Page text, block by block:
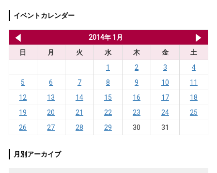
イベントカレンダー
2014年 1月
日
月 火 水 木 金
土
1
2 3
4
5
6 7 8 9 10
11
12
13 14 15 16 17
18
19
20 21 22 23 24
25
26
27 28 29 30 31
月別アーカイブ